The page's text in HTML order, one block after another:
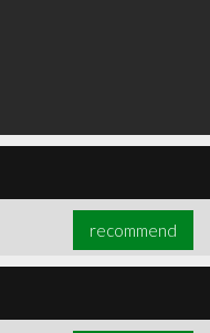
recommend